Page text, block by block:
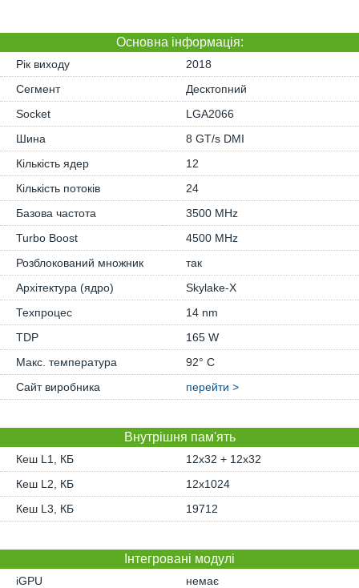
Основна iнформація:
Рік виходу
2018
Сегмент
Десктопний
Socket
LGA2066
Шина
8 GT/s DMI
Кількість ядер
12
Кількість потоків
24
Базова частота
3500 MHz
Turbo Boost
4500 MHz
Розблокований множник
так
Архітектура (ядро)
Skylake-X
Техпроцес
14 nm
TDP
165 W
Макс. температура
92° C
Сайт виробника
перейти >
Внутрішня пам'ять
Кеш L1, КБ
12x32 + 12x32
Кеш L2, КБ
12x1024
Кеш L3, КБ
19712
Інтегровані модулі
iGPU
немає